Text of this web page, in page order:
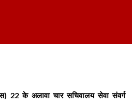
22 के अलावा चार सचिवालय सेवा संवर्ग